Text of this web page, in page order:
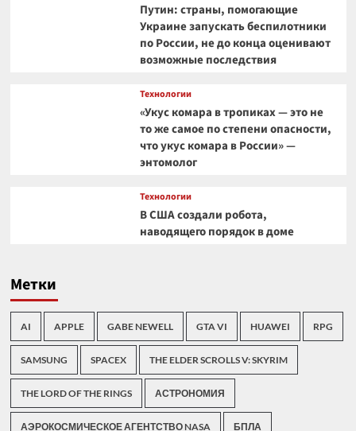
Путин: страны, помогающие
Украине запускать беспилотники
по России, не до конца оценивают
возможные последствия
Технологии
«Укус комара в тропиках — это не
то же самое по степени опасности,
что укус комара в России» —
энтомолог
Технологии
В США создали робота,
наводящего порядок в доме
Метки
AI APPLE GABE NEWELL GTA VI HUAWEI RPG
SAMSUNG SPACEX THE ELDER SCROLLS V: SKYRIM
THE LORD OF THE RINGS АСТРОНОМИЯ
АЭРОКОСМИЧЕСКОЕ АГЕНТСТВО NASA БПЛА